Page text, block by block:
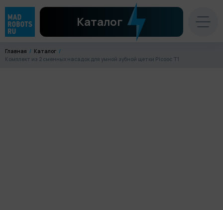
Каталог
Главная
Каталог
Комплект из 2 сменных насадок для умной зубной щетки Picooc T1